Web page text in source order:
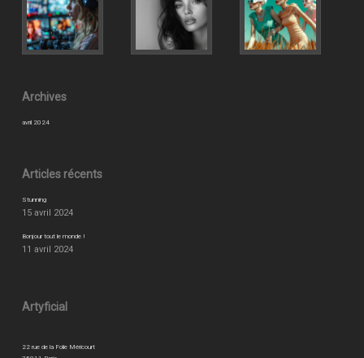
Archives
avril 2024
Articles récents
Stunning
15 avril 2024
Bonjour tout le monde !
11 avril 2024
Artyficial
22 rue de la Folie Méricourt